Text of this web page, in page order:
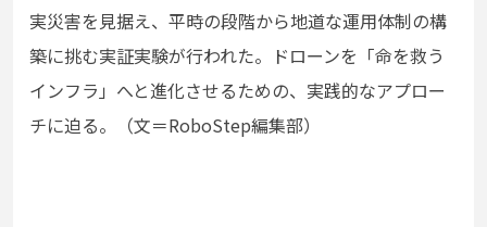
実災害を見据え、平時の段階から地道な運用体制の構
築に挑む実証実験が行われた。ドローンを「命を救う
インフラ」へと進化させるための、実践的なアプロー
チに迫る。（文＝RoboStep編集部）